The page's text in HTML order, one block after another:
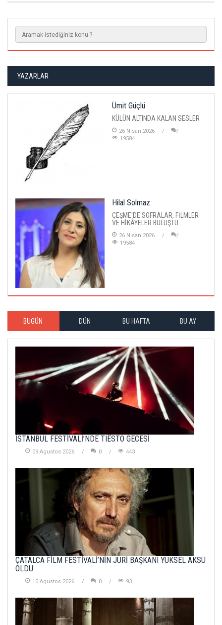
YAZARLAR
Ümit Güçlü
KÜLÜN ALTINDA KALAN SESLER
26 Nisan 2026
19584
Hilal Solmaz
ÇEŞME'DE SOFRALAR, FİLMLER
VE HİKÂYELER BULUŞTU
26 Nisan 2026
19584
BUGÜN DÜN BU HAFTA BU AY
İSTANBUL FESTİVALİ’NDE TIËSTO GECESİ
09 Agustos 2026 0 443
ÇATALCA FİLM FESTİVALİ’NİN JÜRİ BAŞKANI YÜKSEL AKSU
OLDU
10 Agustos 2026 0 93